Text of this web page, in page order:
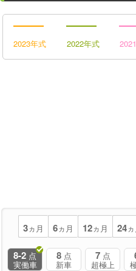
2023年式 2022年式
3ヵ月 6ヵ月 12ヵ月 24
8-2 点
実働車
8 点
新車
7 点
超極上